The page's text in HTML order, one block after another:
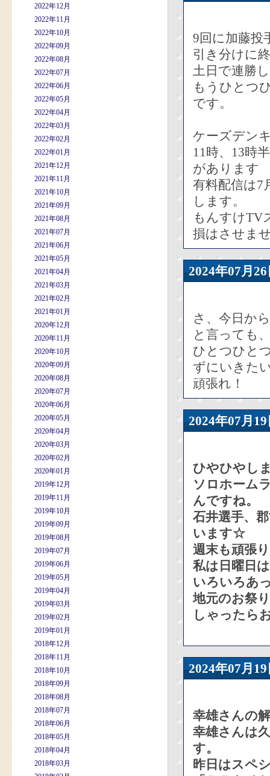
2022年12月
2022年11月
2022年10月
2022年09月
2022年08月
2022年07月
2022年06月
2022年05月
2022年04月
2022年03月
2022年02月
2022年01月
2021年12月
2021年11月
2021年10月
2021年09月
2021年08月
2021年07月
2021年06月
2021年05月
2021年04月
2021年03月
2021年02月
2021年01月
2020年12月
2020年11月
2020年10月
2020年09月
2020年08月
2020年07月
2020年06月
2020年05月
2020年04月
2020年03月
2020年02月
2020年01月
2019年12月
2019年11月
2019年10月
2019年09月
2019年08月
2019年07月
2019年06月
2019年05月
2019年04月
2019年03月
2019年02月
2019年01月
2018年12月
2018年11月
2018年10月
2018年09月
2018年08月
2018年07月
2018年06月
2018年05月
2018年04月
2018年03月
9回に加藤投
引き分けに
土日で連勝
もうひとつ
です。
ケーズデン
11時、13時
があります
有料配信は7
します。
もんすけTV
損はさせま
2024年07
さ、今日か
と言っても
ひとつひと
ずにいきた
頑張れ！
2024年07
ひやひやし
ソロホーム
んですね。
石井選手、
います☆
週末も頑張
私は日曜日
いろいろあ
地元のお祭
しゃったら
2024年07
幸雄さんの
幸雄さんは
す。
昨日はスペ